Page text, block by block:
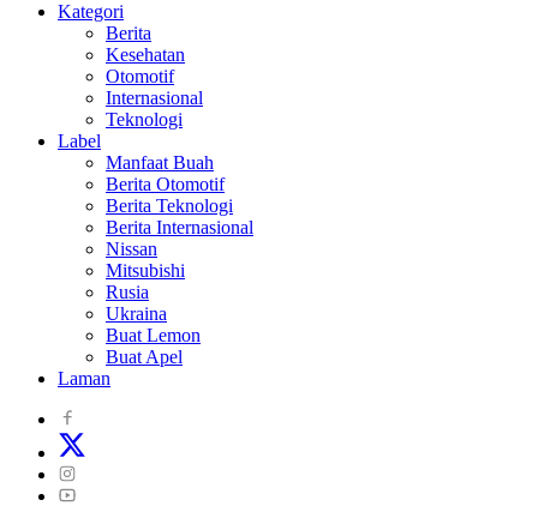
Kategori
Berita
Kesehatan
Otomotif
Internasional
Teknologi
Label
Manfaat Buah
Berita Otomotif
Berita Teknologi
Berita Internasional
Nissan
Mitsubishi
Rusia
Ukraina
Buat Lemon
Buat Apel
Laman